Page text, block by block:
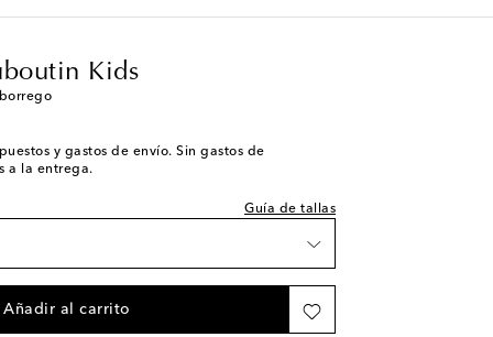
Kids
y gastos de envío. Sin gastos de
a la entrega.
Guía de tallas
pieza
unidades
pieza
pieza
Añadir al carrito